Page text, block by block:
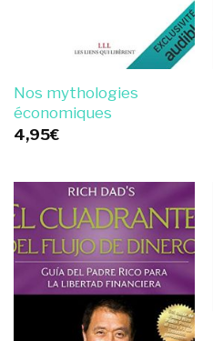
Nos mythologies
économiques
4,95€